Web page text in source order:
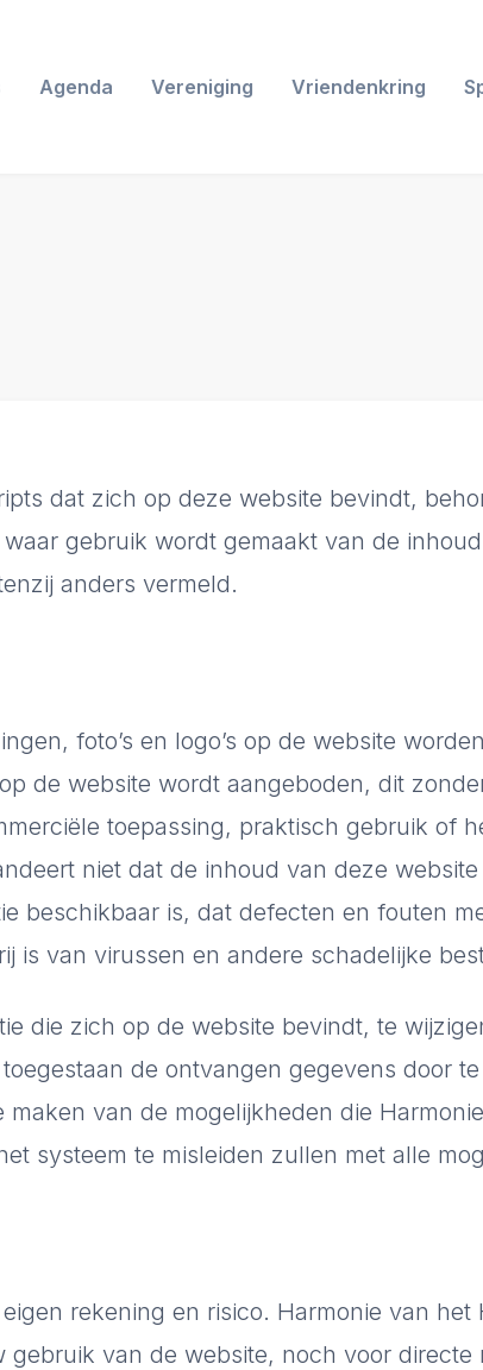
Agenda Vereniging Vriendenkring
dat zich op deze website bevindt,
gebruik wordt gemaakt van de
anders vermeld.
foto’s en logo’s op de website
de website wordt aangeboden, dit
toepassing, praktisch gebruik of
niet dat de inhoud van deze
beschikbaar is, dat defecten en fouten
is van virussen en andere schadelijke
die zich op de website bevindt, te
de ontvangen gegevens door
van de mogelijkheden die
systeem te misleiden zullen met alle
rekening en risico. Harmonie van
van de website, noch voor